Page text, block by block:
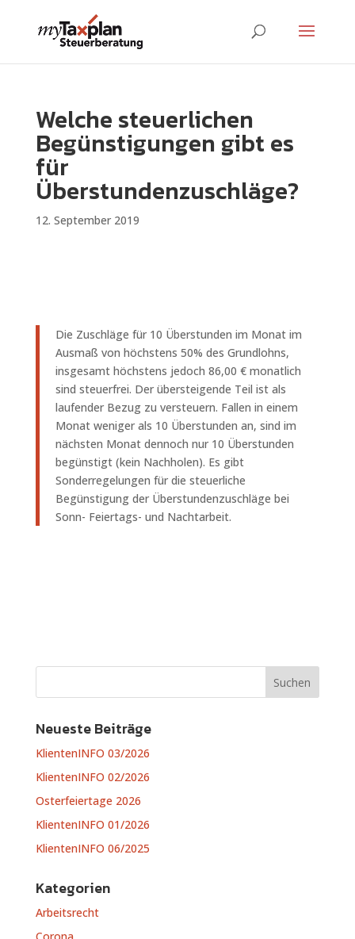
Welche steuerlichen
Begünstigungen gibt es
für
Überstundenzuschläge?
12. September 2019
Die Zuschläge für 10 Überstunden im Monat im
Ausmaß von höchstens 50% des Grundlohns,
insgesamt höchstens jedoch 86,00 € monatlich
sind steuerfrei. Der übersteigende Teil ist als
laufender Bezug zu versteuern. Fallen in einem
Monat weniger als 10 Überstunden an, sind im
nächsten Monat dennoch nur 10 Überstunden
begünstigt (kein Nachholen). Es gibt
Sonderregelungen für die steuerliche
Begünstigung der Überstundenzuschläge bei
Sonn- Feiertags- und Nachtarbeit.
Neueste Beiträge
KlientenINFO 03/2026
KlientenINFO 02/2026
Osterfeiertage 2026
KlientenINFO 01/2026
KlientenINFO 06/2025
Kategorien
Arbeitsrecht